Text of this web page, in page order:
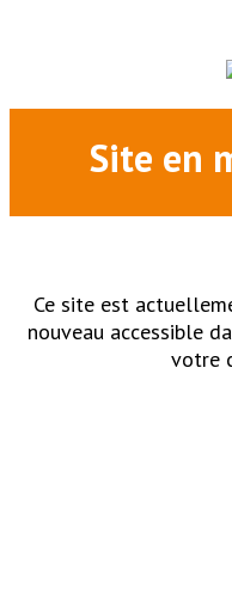
Site en
Ce site est
nouveau accessible
votre